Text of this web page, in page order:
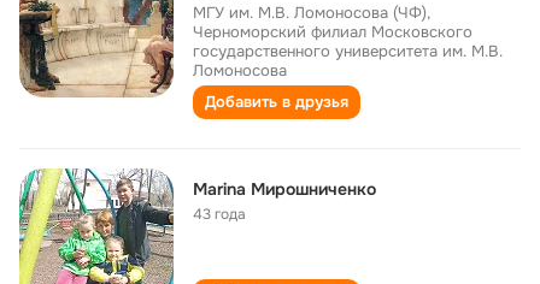
МГУ им. М.В. Ломоносова (ЧФ),
Черноморский филиал Московского
государственного университета им. М.В.
Ломоносова
Добавить в друзья
Marina Мирошниченко
43 года